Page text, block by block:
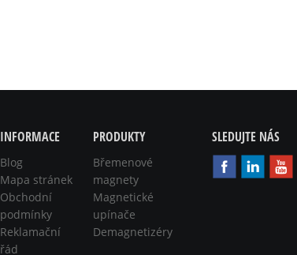
INFORMACE
Blog
Mapa stránek
Obchodní
podmínky
Reklamační
řád
PRODUKTY
Břemenové
magnety
Magnetické
upínače
Demagnetizéry
SLEDUJTE NÁS